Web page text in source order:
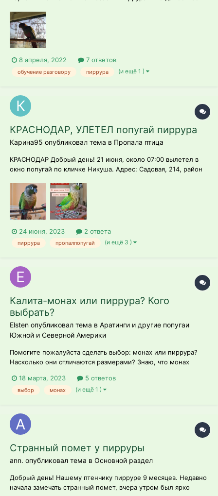
ничего удивительного. С ним часто говорят, в том числе есть
определенные слова, которые произносятся регулярно и
част...
8 апреля, 2022 7 ответов
обучение разговору пиррура (и ещё 1 )
КРАСНОДАР, УЛЕТЕЛ попугай пиррура
Карина95 опубликовал тема в Пропала птица
КРАСНОДАР Добрый день! 21 июня, около 07:00 вылетел в
окно попугай по кличке Никуша. Адрес: Садовая, 214, район
быть и в других районах. Попугай среднего размера, без
хвоста около 15 см. Домашний, полуручной. НЕ
разговаривает....
24 июня, 2023 2 ответа
пиррура пропалпопугай (и ещё 3 )
Калита-монах или пиррура? Кого
выбрать?
Elsten опубликовал тема в Аратинги и другие попугаи
Южной и Северной Америки
Помогите пожалуйста сделать выбор: монах или пиррура?
Насколько они отличаются размерами? Знаю, что монах
может обижать. Как с этим обстоят дела у пиррур? Ну, и кто
из них громче? Кто более склонен к разговору? Кто
18 марта, 2023 5 ответов
выбор монах (и ещё 1 )
Странный помет у пирруры
ann. опубликовал тема в Основной раздел
Добрый день! Нашему птенчику пирруре 9 месяцев. Недавно
начала замечать странный помет, вчера утром был ярко